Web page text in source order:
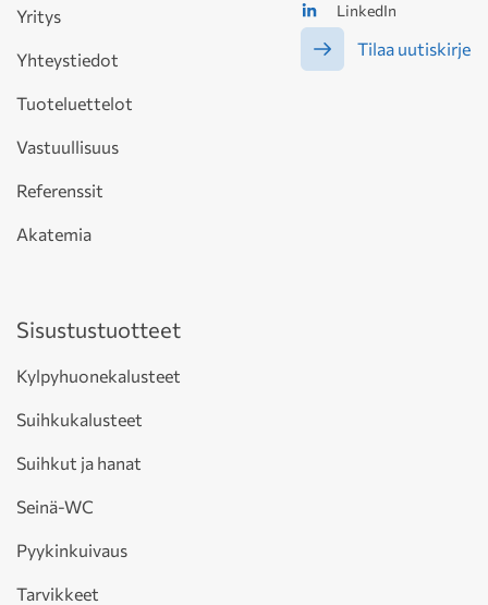
LinkedIn
Tilaa uutiskirje
Yritys
Yhteystiedot
Tuoteluettelot
Vastuullisuus
Referenssit
Akatemia
Sisustustuotteet
Kylpyhuonekalusteet
Suihkukalusteet
Suihkut ja hanat
Seinä-WC
Pyykinkuivaus
Tarvikkeet